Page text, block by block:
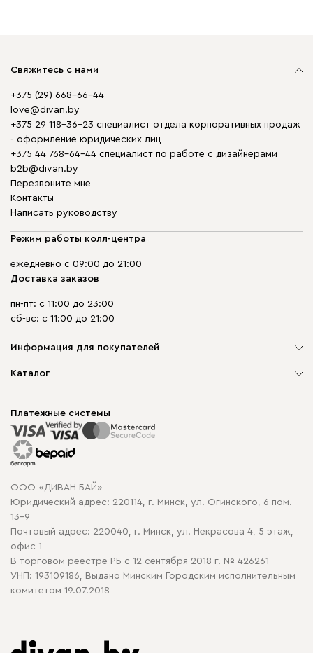
Свяжитесь с нами
+375 (29) 668-66-44
love@divan.by
+375 29 118-36-23 специалист отдела корпоративных продаж
- оформление юридических лиц
+375 44 768-64-44 специалист по работе с дизайнерами
b2b@divan.by
Перезвоните мне
Контакты
Написать руководству
Режим работы колл-центра
ежедневно с 09:00 до 21:00
Доставка заказов
пн-пт: с 11:00 до 23:00
сб-вс: с 11:00 до 21:00
Информация для покупателей
О компании
Способы оплаты
Рассрочка и кредит
Гарантия
Карта сайта
Политика конфиденциальности
Политика в отношении обработки cookie
Каталог
Корпусная мебель
Распродажа мебели
Платежные системы
ООО «ДИВАН БАЙ»
Юридический адрес: 220114, г. Минск, ул. Огинского, 6 пом.
13-9
Почтовый адрес: 220040, г. Минск, ул. Некрасова 4, 5 этаж,
офис 1
В торговом реестре РБ с 12 сентября 2018 г. № 426261
УНП: 193109186, Выдано Минским Городским исполнительным
комитетом 19.07.2018